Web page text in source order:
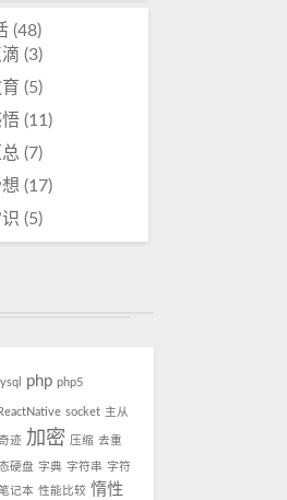
(48)
(3)
(5)
(11)
(7)
(17)
(5)
php php5
ReactNative socket 主从
迹 加密 压缩 去重
硬盘 字典 字符串 字符
记本 性能比较 惰性